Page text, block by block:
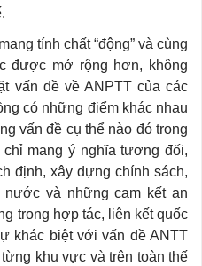
tính chất “động” và cùng
được mở rộng hơn, không
vấn đề về ANPTT của các
có những điểm khác nhau
vấn đề cụ thể nào đó trong
mang ý nghĩa tương đối,
định, xây dựng chính sách,
và những cam kết an
trong hợp tác, liên kết quốc
khác biệt với vấn đề ANTT
khu vực và trên toàn thế